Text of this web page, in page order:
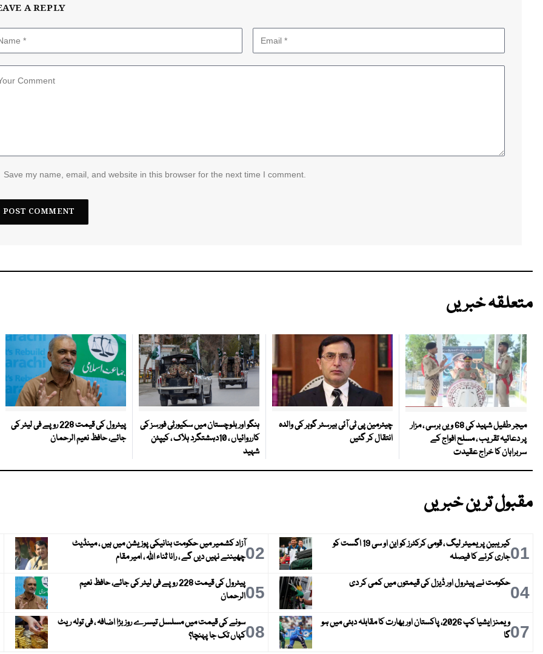
A REPLY
Save my name, email, and website in this browser for the next time I comment.
متعلقہ خبریں
میجر طفیل شہید کی 68 ویں برسی ، مزار
پر دعائیہ تقریب ، مسلح افواج کے
سربراہان کا خراج عقیدت
چیئرمین پی ٹی آئی بیرسٹر گوہر کی والدہ
انتقال کر گئیں
ہنگو اور بلوچستان میں سکیورٹی فورسز کی
کارروائیاں ، 10دہشتگرد ہلاک ، کیپٹن
شہید
پیٹرول کی قیمت 228 روپے فی لیٹر کی
جائے، حافظ نعیم الرحمان
مقبول ترین خبریں
01
کیریبین پریمیئر لیگ ، قومی کرکٹرز کو این او سی 19 اگست کو
جاری کرنے کا فیصلہ
02آزاد کشمیر میں حکومت بنانیکی پوزیشن میں ہیں ، مینڈیٹ
چھیننے نہیں دیں گے ، رانا ثناء اللہ ، امیر مقام
04حکومت نے پیٹرول اور ڈیزل کی قیمتوں میں کمی کر دی 05
پیٹرول کی قیمت 228 روپے فی لیٹر کی جائے، حافظ نعیم
الرحمان
07
ویمنز ایشیا کپ 2026، پاکستان اور بھارت کا مقابلہ دبئی میں ہو
گا
08سونے کی قیمت میں مسلسل تیسرے روز بڑا اضافہ ، فی تولہ ریٹ
کہاں تک جا پہنچا؟